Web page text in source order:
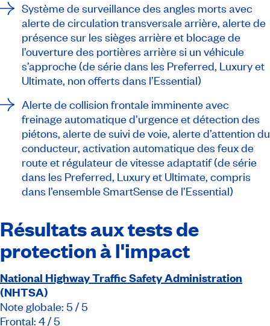
Système de surveillance des angles morts avec
alerte de circulation transversale arrière, alerte de
présence sur les sièges arrière et blocage de
l’ouverture des portières arrière si un véhicule
s’approche (de série dans les Preferred, Luxury et
Ultimate, non offerts dans l’Essential)
Alerte de collision frontale imminente avec
freinage automatique d’urgence et détection des
piétons, alerte de suivi de voie, alerte d’attention du
conducteur, activation automatique des feux de
route et régulateur de vitesse adaptatif (de série
dans les Preferred, Luxury et Ultimate, compris
dans l’ensemble SmartSense de l’Essential)
Résultats aux tests de
protection à l'impact
National Highway Traffic Safety Administration
(NHTSA)
Note globale: 5 / 5
Frontal: 4 / 5